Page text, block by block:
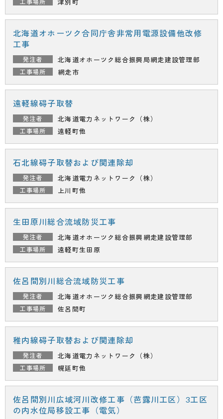
北海道オホーツク総合振興局網走建設管理部
北海道オホーツク合同庁舎非常用電源設備他改修
工事
網走市
北海道電力ネットワーク（株）
遠軽線碍子取替
遠軽町他
北海道電力ネットワーク（株）
石北線碍子取替および関連除却
上川町他
北海道オホーツク総合振興 網走建設管理部
生田原川総合流域防災工事
遠軽町生田原
北海道オホーツク総合振興 網走建設管理部
佐呂間別川総合流域防災工事
佐呂間町
北海道電力ネットワーク（株）
稚内線碍子取替および関連除却
幌延町他
佐呂間別川広域河川改修工事（芭露川工区）3工区
の内水位局移設工事（電気）